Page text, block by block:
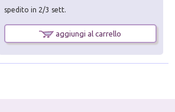
spedito in 2/3 sett.
aggiungi al carrello